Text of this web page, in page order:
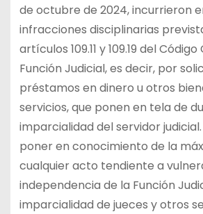
de octubre de 2024, incurrieron
infracciones disciplinarias
artículos 109.11 y 109.19 del
Función Judicial, es decir, por
préstamos en dinero u otros
servicios, que ponen en tela de
imparcialidad del servidor
poner en conocimiento de la
cualquier acto tendiente a
independencia de la Función
imparcialidad de jueces y otros